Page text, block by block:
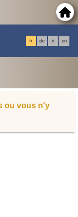
fr de it en
ou vous n'y